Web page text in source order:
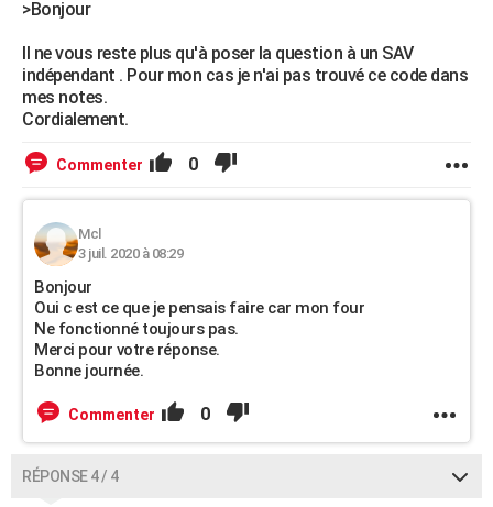
>Bonjour
Il ne vous reste plus qu'à poser la question à un SAV
indépendant . Pour mon cas je n'ai pas trouvé ce code dans
mes notes.
Cordialement.
Commenter 0
Mcl
3 juil. 2020 à 08:29
Bonjour
Oui c est ce que je pensais faire car mon four
Ne fonctionné toujours pas.
Merci pour votre réponse.
Bonne journée.
Commenter 0
RÉPONSE 4 / 4